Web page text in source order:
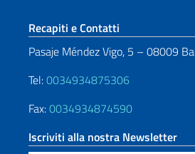
Sezione footer
Recapiti e Contatti
Pasaje Méndez Vigo, 5 – 08009
Tel:0034934875306
Fax:0034934874590
Iscriviti alla nostra Newsletter